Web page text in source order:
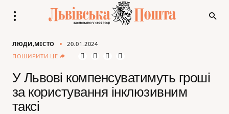
ЛЮДИ МІСТО
20.01.2024
ПОШИРИТИ ЦЕ
У Львові компенсуватимуть гроші
за користування інклюзивним
таксі